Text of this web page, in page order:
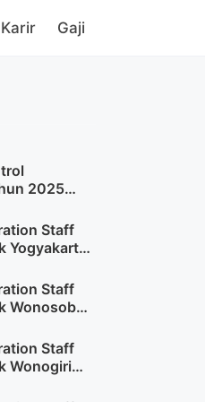
Karir Gaji
Internal
(Lamar
dan berpeluang besar?
ini mungkin jawabannya!
2025
Staff
Yogyakarta
Staff
Wonosobo
Staff
Wonogiri